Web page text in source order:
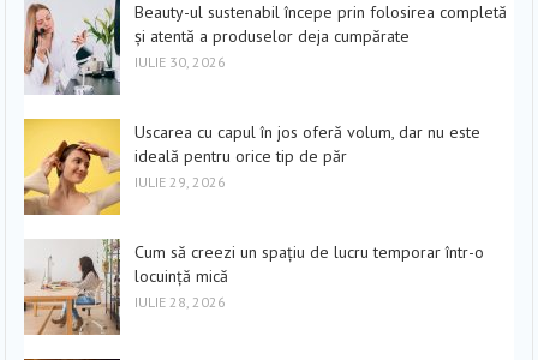
Beauty-ul sustenabil începe prin folosirea completă
și atentă a produselor deja cumpărate
IULIE 30, 2026
Uscarea cu capul în jos oferă volum, dar nu este
ideală pentru orice tip de păr
IULIE 29, 2026
Cum să creezi un spațiu de lucru temporar într-o
locuință mică
IULIE 28, 2026